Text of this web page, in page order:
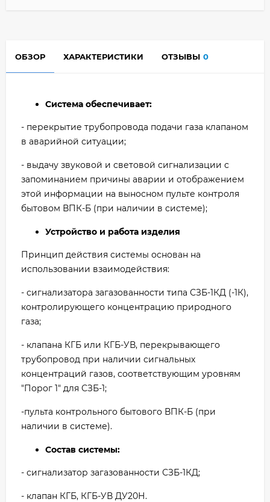
ОБЗОР ХАРАКТЕРИСТИКИ ОТЗЫВЫ 0
Система обеспечивает:
- перекрытие трубопровода подачи газа клапаном
в аварийной ситуации;
- выдачу звуковой и световой сигнализации с
запоминанием причины аварии и отображением
этой информации на выносном пульте контроля
бытовом ВПК-Б (при наличии в системе);
Устройство и работа изделия
Принцип действия системы основан на
использовании взаимодействия:
- сигнализатора загазованности типа СЗБ-1КД (-1К),
контролирующего концентрацию природного
газа;
- клапана КГБ или КГБ-УВ, перекрывающего
трубопровод при наличии сигнальных
концентраций газов, соответствующим уровням
"Порог 1" для СЗБ-1;
-пульта контрольного бытового ВПК-Б (при
наличии в системе).
Состав системы:
- сигнализатор загазованности СЗБ-1КД;
- клапан КГБ, КГБ-УВ ДУ20Н.